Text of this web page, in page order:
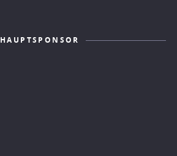
HAUPTSPONSOR